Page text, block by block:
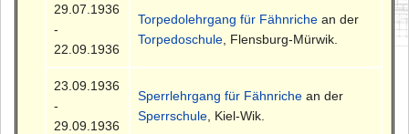
29.07.1936
-
22.09.1936
Torpedolehrgang für Fähnriche an der
Torpedoschule , Flensburg-Mürwik.
23.09.1936
-
29.09.1936
Sperrlehrgang für Fähnriche an der
Sperrschule , Kiel-Wik.